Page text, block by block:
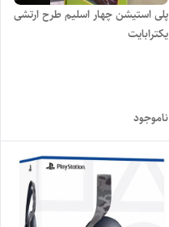
پلی استیشن چهار اسلیم طرح ارتشی
یکترابایت
ناموجود